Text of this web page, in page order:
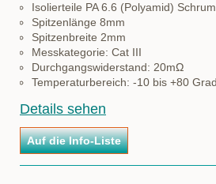
Isolierteile PA 6.6 (Polyamid)
Spitzenlänge 8mm
Spitzenbreite 2mm
Messkategorie: Cat III
Durchgangswiderstand: 20mΩ
Temperaturbereich: -10 bis +80 Grad
Details sehen